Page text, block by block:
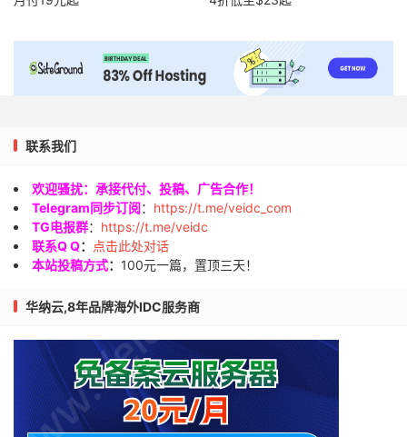
联系我们
欢迎骚扰：承接代付、投稿、广告合作！
Telegram同步订阅： https://t.me/veidc_com
TG电报群： https://t.me/veidc
联系Q Q：
点击此处对话
本站投稿方式： 100元一篇，置顶三天！
华纳云,8年品牌海外IDC服务商